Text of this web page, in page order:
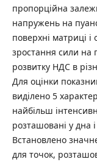
пропорційна
напружень на
поверхні матриці
зростання сили на
розвитку НДС в
Для оцінки
виділено 5
найбільш
розташовані у дна
Встановлено
для точок,